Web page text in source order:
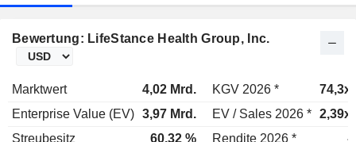
Bewertung: LifeStance Health Group, Inc.
Marktwert 4,02 Mrd. KGV 2026 *
74,3x
Enterprise Value (EV) 3,97 Mrd. EV / Sales 2026 * 2,39x
Streubesitz
60,32 % Rendite 2026 * -